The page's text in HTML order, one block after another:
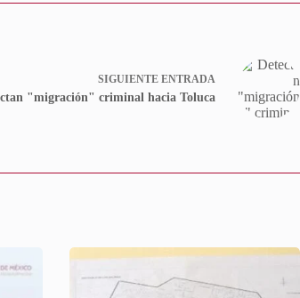
SIGUIENTE ENTRADA
"migración" criminal hacia Toluca